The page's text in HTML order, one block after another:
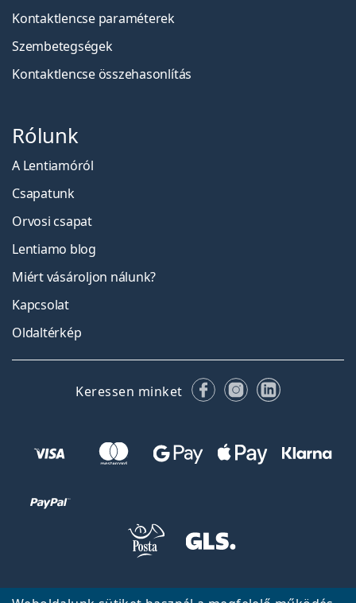
Kontaktlencse paraméterek
Szembetegségek
Kontaktlencse összehasonlítás
Rólunk
A Lentiamóról
Csapatunk
Orvosi csapat
Lentiamo blog
Miért vásároljon nálunk?
Kapcsolat
Oldaltérkép
Keressen minket FacebookInstagram
LinkedIn